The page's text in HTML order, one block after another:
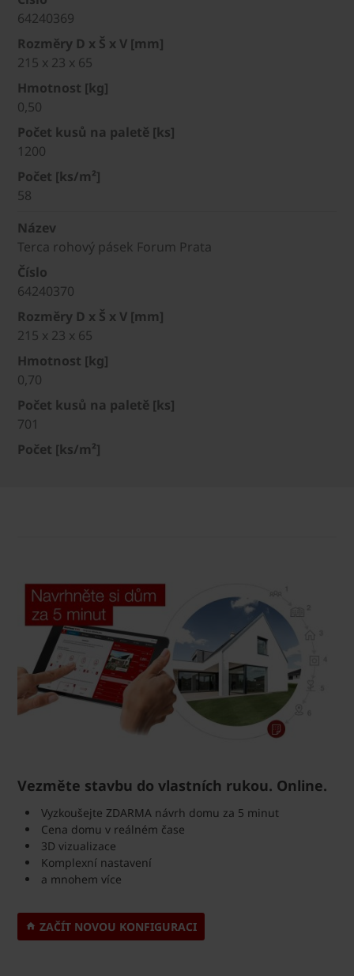
64240369
Rozměry D x Š x V [mm]
215 x 23 x 65
Hmotnost [kg]
0,50
Počet kusů na paletě [ks]
1200
Počet [ks/m²]
58
Název
Terca rohový pásek Forum Prata
Číslo
64240370
Rozměry D x Š x V [mm]
215 x 23 x 65
Hmotnost [kg]
0,70
Počet kusů na paletě [ks]
701
Počet [ks/m²]
Vezměte stavbu do vlastních rukou. Online.
Vyzkoušejte ZDARMA návrh domu za 5 minut
Cena domu v reálném čase
3D vizualizace
Komplexní nastavení
a mnohem více
ZAČÍT NOVOU KONFIGURACI